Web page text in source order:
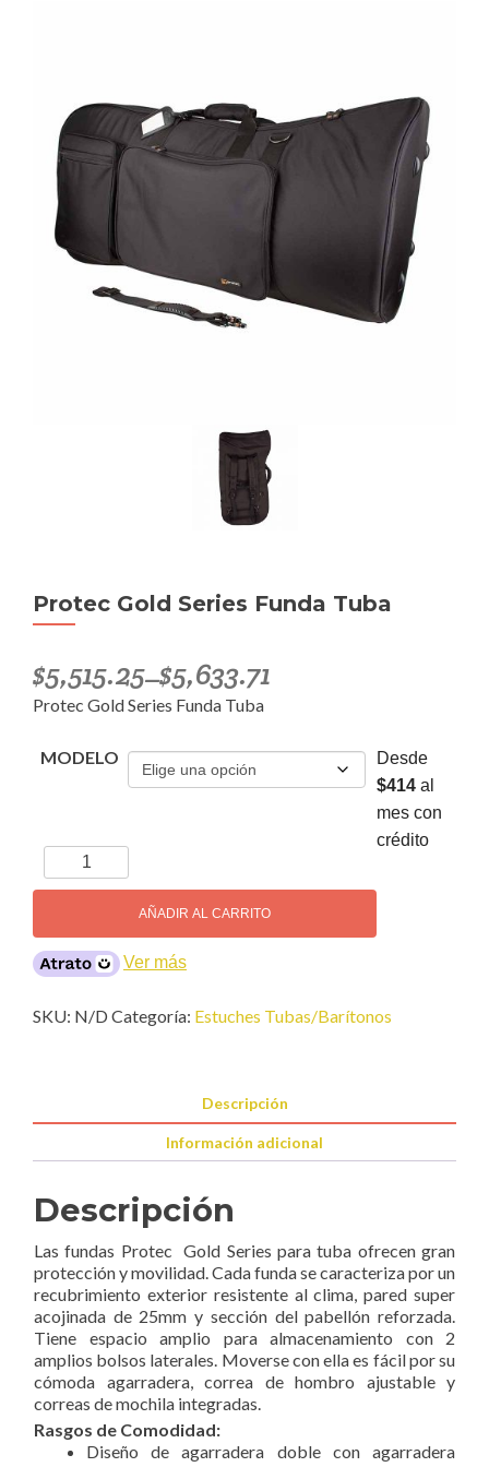
Protec Gold Series Funda Tuba
$5,515.25–$5,633.71
Protec Gold Series Funda Tuba
MODELO
Protec
Gold
Funda
Tuba
AÑADIR AL CARRITO
Desde
$414 al
mes con
crédito
Ver más
SKU: N/D Categoría: Estuches Tubas/Barítonos
Descripción
Información adicional
Descripción
Las fundas Protec Gold Series para tuba ofrecen gran
protección y movilidad. Cada funda se caracteriza por un
recubrimiento exterior resistente al clima, pared super
acojinada de 25mm y sección del pabellón reforzada.
Tiene espacio amplio para almacenamiento con 2
amplios bolsos laterales. Moverse con ella es fácil por su
cómoda agarradera, correa de hombro ajustable y
correas de mochila integradas.
Rasgos de Comodidad:
Diseño de agarradera doble con agarradera